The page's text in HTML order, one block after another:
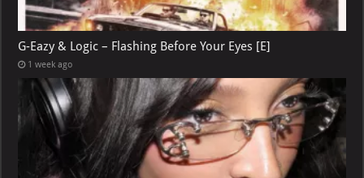
G-Eazy & Logic – Flashing Before Your Eyes [E]
1 week ago